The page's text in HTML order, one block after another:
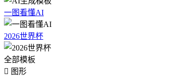
一图看懂AI
2026世界杯
全部模板
 图形